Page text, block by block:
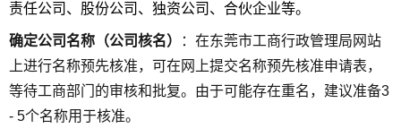
责任公司、股份公司、独资公司、合伙企业等。
确定公司名称（公司核名）
：在东莞市工商行政管理局网站
上进行名称预先核准，可在网上提交名称预先核准申请表，
等待工商部门的审核和批复。由于可能存在重名，建议准备3
- 5个名称用于核准。